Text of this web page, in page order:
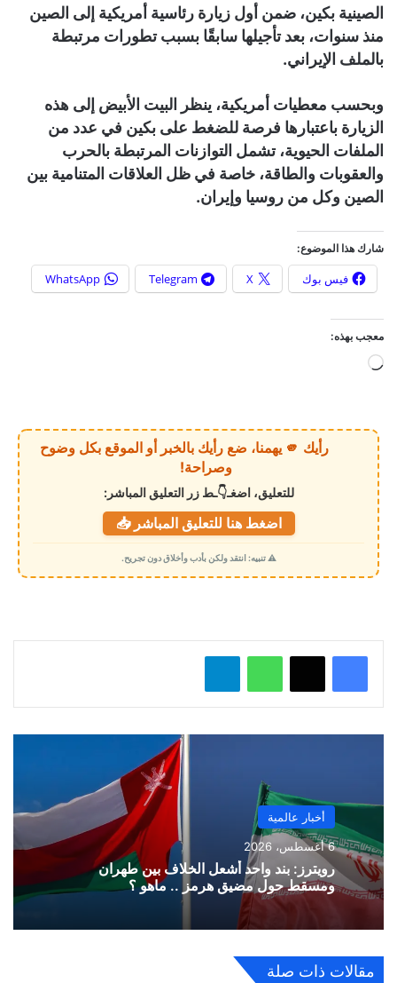
الصينية بكين، ضمن أول زيارة رئاسية أمريكية إلى الصين
منذ سنوات، بعد تأجيلها سابقًا بسبب تطورات مرتبطة
بالملف الإيراني.
وبحسب معطيات أمريكية، ينظر البيت الأبيض إلى هذه
الزيارة باعتبارها فرصة للضغط على بكين في عدد من
الملفات الحيوية، تشمل التوازنات المرتبطة بالحرب
والعقوبات والطاقة، خاصة في ظل العلاقات المتنامية بين
الصين وكل من روسيا وإيران.
شارك هذا الموضوع:
فيس بوك X
Telegram
WhatsApp
معجب بهذه:
ي
م
ي
رأيك 🫵 يهمنا، ضع رأيك بالخبر أو الموقع بكل وضوح
وصراحة!
للتعليق، اضغـ👇ـط زر التعليق المباشر:
اضغط هنا للتعليق المباشر 📥
⚠️ تنبيه: انتقد ولكن بأدب وأخلاق دون تجريح.
واتساب
أخبار عالمية
6 أغسطس، 2026
رويترز: بند واحد أشعل الخلاف بين طهران
ومسقط حول مضيق هرمز .. ماهو ؟
مقالات ذات صلة